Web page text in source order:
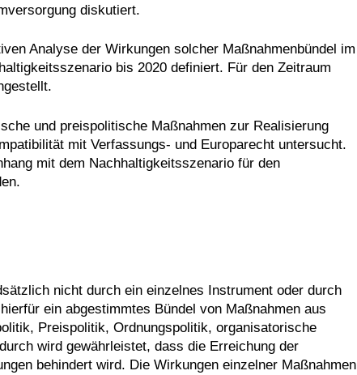
diskutiert.
Analyse der Wirkungen solcher Maßnahmenbündel im
bis 2020 definiert. Für den Zeitraum
und preispolitische Maßnahmen zur Realisierung
mit Verfassungs- und Europarecht untersucht.
mit dem Nachhaltigkeitsszenario für den
nicht durch ein einzelnes Instrument oder durch
ein abgestimmtes Bündel von Maßnahmen aus
Preispolitik, Ordnungspolitik, organisatorische
wird gewährleistet, dass die Erreichung der
behindert wird. Die Wirkungen einzelner Maßnahmen